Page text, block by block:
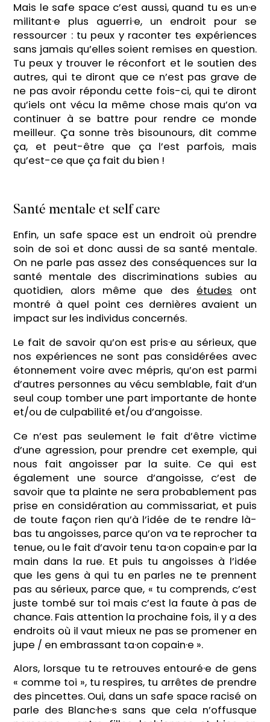
Mais le safe space c’est aussi, quand tu es un·e
militant·e plus aguerri·e, un endroit pour se
ressourcer : tu peux y raconter tes expériences
sans jamais qu’elles soient remises en question.
Tu peux y trouver le réconfort et le soutien des
autres, qui te diront que ce n’est pas grave de
ne pas avoir répondu cette fois-ci, qui te diront
qu’iels ont vécu la même chose mais qu’on va
continuer à se battre pour rendre ce monde
meilleur. Ça sonne très bisounours, dit comme
ça, et peut-être que ça l’est parfois, mais
qu’est-ce que ça fait du bien !
Santé mentale et self care
Enfin, un safe space est un endroit où prendre
soin de soi et donc aussi de sa santé mentale.
On ne parle pas assez des conséquences sur la
santé mentale des discriminations subies au
quotidien, alors même que des études ont
montré à quel point ces dernières avaient un
impact sur les individus concernés.
Le fait de savoir qu’on est pris·e au sérieux, que
nos expériences ne sont pas considérées avec
étonnement voire avec mépris, qu’on est parmi
d’autres personnes au vécu semblable, fait d’un
seul coup tomber une part importante de honte
et/ou de culpabilité et/ou d’angoisse.
Ce n’est pas seulement le fait d’être victime
d’une agression, pour prendre cet exemple, qui
nous fait angoisser par la suite. Ce qui est
également une source d’angoisse, c’est de
savoir que ta plainte ne sera probablement pas
prise en considération au commissariat, et puis
de toute façon rien qu’à l’idée de te rendre là-
bas tu angoisses, parce qu’on va te reprocher ta
tenue, ou le fait d’avoir tenu ta·on copain·e par la
main dans la rue. Et puis tu angoisses à l’idée
que les gens à qui tu en parles ne te prennent
pas au sérieux, parce que, « tu comprends, c’est
juste tombé sur toi mais c’est la faute à pas de
chance. Fais attention la prochaine fois, il y a des
endroits où il vaut mieux ne pas se promener en
jupe / en embrassant ta·on copain·e ».
Alors, lorsque tu te retrouves entouré·e de gens
« comme toi », tu respires, tu arrêtes de prendre
des pincettes. Oui, dans un safe space racisé on
parle des Blanc·he·s sans que cela n’offusque